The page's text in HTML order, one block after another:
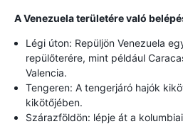
A Venezuela területére való
Légi úton: Repüljön Venezuela
repülőterére, mint például
Valencia.
Tengeren: A tengerjáró hajók
kikötőjében.
Szárazföldön: lépje át a